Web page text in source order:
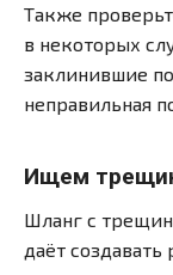
Также
в некоторых
заклинившие
неправильная
Ищем
Шланг с
даёт